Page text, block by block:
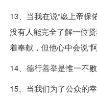
13、当我在说“愿上帝保
没有人能完全了解一位
着奉献，但他心中会说“
14、德行善举是惟一不
15、当我们为了公众的